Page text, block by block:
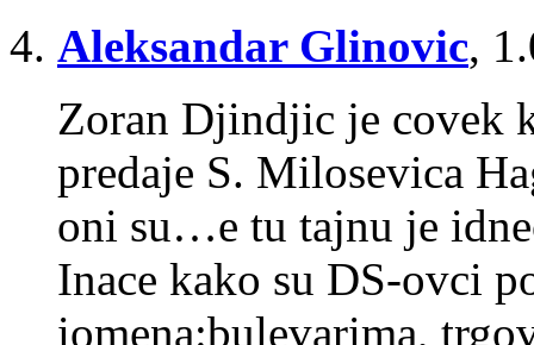
Aleksandar Glinovic,
Zoran Djindjic je covek
predaje S. Milosevica
oni su…e tu tajnu je
Inace kako su DS-ovci
iomena:bulevarima,